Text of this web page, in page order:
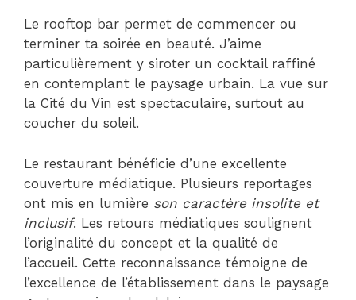
Le rooftop bar permet de commencer ou
terminer ta soirée en beauté. J’aime
particulièrement y siroter un cocktail raffiné
en contemplant le paysage urbain. La vue sur
la Cité du Vin est spectaculaire, surtout au
coucher du soleil.
Le restaurant bénéficie d’une excellente
couverture médiatique. Plusieurs reportages
ont mis en lumière son caractère insolite et
inclusif. Les retours médiatiques soulignent
l’originalité du concept et la qualité de
l’accueil. Cette reconnaissance témoigne de
l’excellence de l’établissement dans le paysage